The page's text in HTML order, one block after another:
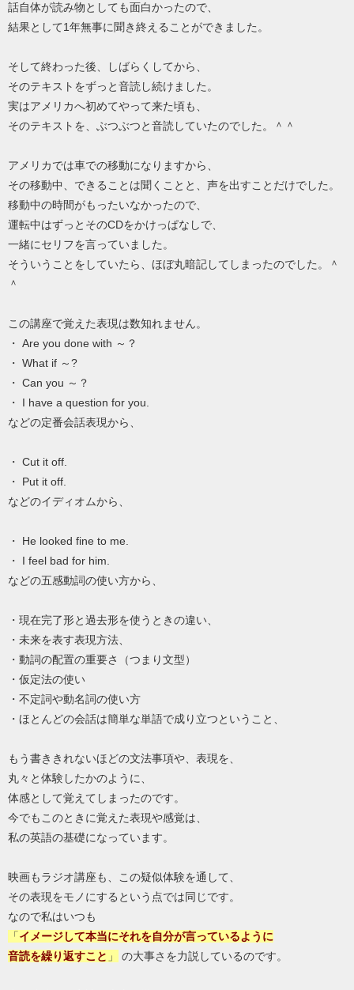
話自体が読み物としても面白かったので、
結果として1年無事に聞き終えることができました。
そして終わった後、しばらくしてから、
そのテキストをずっと音読し続けました。
実はアメリカへ初めてやって来た頃も、
そのテキストを、ぶつぶつと音読していたのでした。＾＾
アメリカでは車での移動になりますから、
その移動中、できることは聞くことと、声を出すことだけでした。
移動中の時間がもったいなかったので、
運転中はずっとそのCDをかけっぱなしで、
一緒にセリフを言っていました。
そういうことをしていたら、ほぼ丸暗記してしまったのでした。＾
＾
この講座で覚えた表現は数知れません。
・ Are you done with ～？
・ What if ～?
・ Can you ～？
・ I have a question for you.
などの定番会話表現から、
・ Cut it off.
・ Put it off.
などのイディオムから、
・ He looked fine to me.
・ I feel bad for him.
などの五感動詞の使い方から、
・現在完了形と過去形を使うときの違い、
・未来を表す表現方法、
・動詞の配置の重要さ（つまり文型）
・仮定法の使い
・不定詞や動名詞の使い方
・ほとんどの会話は簡単な単語で成り立つということ、
もう書ききれないほどの文法事項や、表現を、
丸々と体験したかのように、
体感として覚えてしまったのです。
今でもこのときに覚えた表現や感覚は、
私の英語の基礎になっています。
映画もラジオ講座も、この疑似体験を通して、
その表現をモノにするという点では同じです。
なので私はいつも
「イメージして本当にそれを自分が言っているように
音読を繰り返すこと 」 の大事さを力説しているのです。